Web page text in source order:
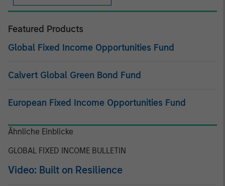
Featured Products
Global Fixed Income Opportunities Fund
Calvert Global Green Bond Fund
European Fixed Income Opportunities Fund
Ähnliche Einblicke
GLOBAL FIXED INCOME BULLETIN
Video: Built on Resilience